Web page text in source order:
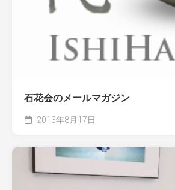
石花会のメールマガジン
2013年8月17日